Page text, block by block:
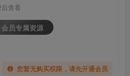
查看
会员专属资源
您暂无购买权限，请先开通会员